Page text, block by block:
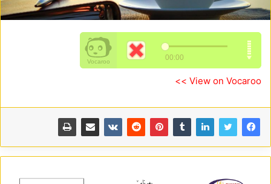
View on Vocaroo >>